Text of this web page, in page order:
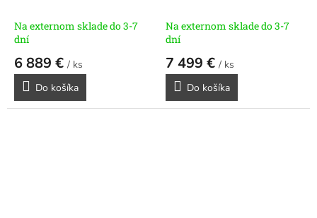
Na externom sklade do 3-7
dní
6 889 € / ks
Do košíka
Na externom sklade do 3-7
dní
7 499 € / ks
Do košíka